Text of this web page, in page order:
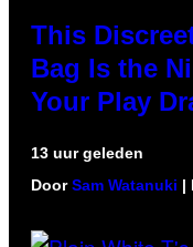
This
Bag Is the
Your Play
13 uur geleden
DoorSam Watanuki |